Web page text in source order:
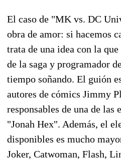
El caso de "MK vs. DC
obra de amor: si hacemos
trata de una idea con la
de la saga y programador
tiempo soñando. El guión
autores de cómics Jimmy
responsables de una de las
"Jonah Hex". Además, el
disponibles es mucho
Joker, Catwoman, Flash,